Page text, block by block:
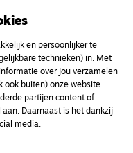
gratis
en persoonlijker te
technieken) in. Met
over jou verzamelen
ook buiten) onze website
partijen content of
Daarnaast is het dankzij
media.